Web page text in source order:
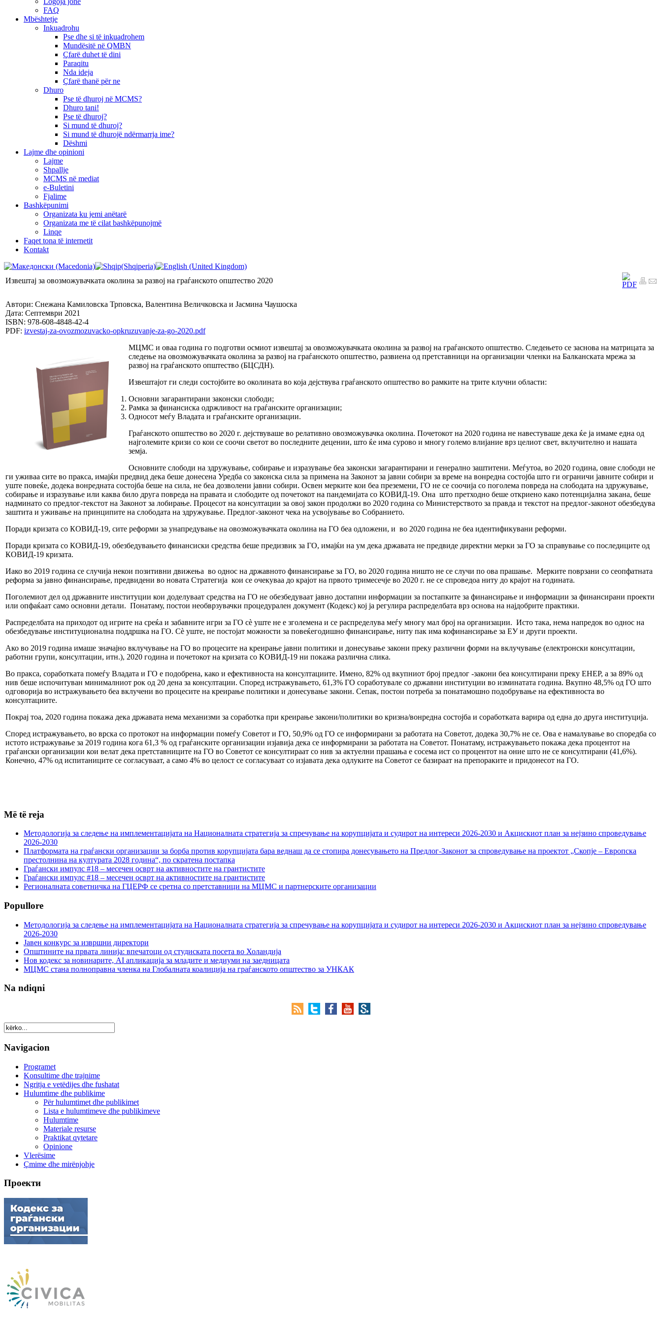
FAQ
Mbështetje
Inkuadrohu
Pse dhe si të inkuadrohem
Mundësitë në QMBN
Çfarë duhet të dini
Paraqitu
Nda ideja
Çfarë thanë për ne
Dhuro
Pse të dhuroj në MCMS?
Dhuro tani!
Pse të dhuroj?
Si mund të dhuroj?
Si mund të dhurojë ndërmarrja ime?
Dëshmi
Lajme dhe opinioni
Lajme
Shpallje
MCMS në mediat
e-Buletini
Fjalime
Bashkëpunimi
Organizata ku jemi anëtarë
Organizata me të cilat bashkëpunojmë
Linqe
Faqet tona të internetit
Kontakt
Извештај за овозможувачката околина за развој на граѓанското општество 2020
Автори: Снежана Камиловска Трповска, Валентина Величковска и Јасмина Чаушоска
Дата: Септември 2021
ISBN: 978-608-4848-42-4
PDF: izvestaj-za-ovozmozuvacko-opkruzuvanje-za-go-2020.pdf
МЦМС и оваа година го подготви осмиот извештај за овозможувачката околина за развој на граѓанското општество. Следењето се заснова на матрицата за
следење на овозможувачката околина за развој на граѓанското општество, развиена од претставници на организации членки на Балканската мрежа за
развој на граѓанското општество (БЦСДН).
Извештајот ги следи состојбите во околината во која дејствува граѓанското општество во рамките на трите клучни области:
Основни загарантирани законски слободи;
Рамка за финансиска одржливост на граѓанските организации;
Односот меѓу Владата и граѓанските организации.
Граѓанското општество во 2020 г. дејствуваше во релативно овозможувачка околина. Почетокот на 2020 година не навестуваше дека ќе ја имаме една од
најголемите кризи со кои се соочи светот во последните децении, што ќе има сурово и многу големо влијание врз целиот свет, вклучително и нашата
земја.
Основните слободи на здружување, собирање и изразување беа законски загарантирани и генерално заштитени. Меѓутоа, во 2020 година, овие слободи не
ги уживаа сите во пракса, имајќи предвид дека беше донесена Уредба со законска сила за примена на Законот за јавни собири за време на вонредна состојба што ги ограничи јавните собири и
уште повеќе, додека вонредната состојба беше на сила, не беа дозволени јавни собири. Освен мерките кои беа преземени, ГО не се соочија со поголема повреда на слободата на здружување,
собирање и изразување или каква било друга повреда на правата и слободите од почетокот на пандемијата со КОВИД-19. Она што претходно беше откриено како потенцијална закана, беше
надминато со предлог-текстот на Законот за лобирање. Процесот на консултации за овој закон продолжи во 2020 година со Министерството за правда и текстот на предлог-законот обезбедува
заштита и уживање на принципите на слободата на здружување. Предлог-законот чека на усвојување во Собранието.
Поради кризата со КОВИД-19, сите реформи за унапредување на овозможувачката околина на ГО беа одложени, и во 2020 година не беа идентификувани реформи.
Поради кризата со КОВИД-19, обезбедувањето финансиски средства беше предизвик за ГО, имајќи на ум дека државата не предвиде директни мерки за ГО за справување со последиците од
КОВИД-19 кризата.
Иако во 2019 година се случија некои позитивни движења во однос на државното финансирање за ГО, во 2020 година ништо не се случи по ова прашање. Мерките поврзани со сеопфатната
реформа за јавно финансирање, предвидени во новата Стратегија кои се очекуваа до крајот на првото тримесечје во 2020 г. не се спроведоа ниту до крајот на годината.
Поголемиот дел од државните институции кои доделуваат средства на ГО не обезбедуваат јавно достапни информации за постапките за финансирање и информации за финансирани проекти
или опфаќаат само основни детали. Понатаму, постои необврзувачки процедурален документ (Кодекс) кој ја регулира распределбата врз основа на најдобрите практики.
Распределбата на приходот од игрите на среќа и забавните игри за ГО сѐ уште не е зголемена и се распределува меѓу многу мал број на организации. Исто така, нема напредок во однос на
обезбедување институционална поддршка на ГО. Сѐ уште, не постојат можности за повеќегодишно финансирање, ниту пак има кофинансирање за ЕУ и други проекти.
Ако во 2019 година имаше значајно вклучување на ГО во процесите на креирање јавни политики и донесување закони преку различни форми на вклучување (електронски консултации,
работни групи, консултации, итн.), 2020 година и почетокот на кризата со КОВИД-19 ни покажа различна слика.
Во пракса, соработката помеѓу Владата и ГО е подобрена, како и ефективноста на консултациите. Имено, 82% од вкупниот број предлог -закони беа консултирани преку ЕНЕР, а за 89% од
нив беше испочитуван минималниот рок од 20 дена за консултации. Според истражувањето, 61,3% ГО соработувале со државни институции во изминатата година. Вкупно 48,5% од ГО што
одговорија во истражувањето беа вклучени во процесите на креирање политики и донесување закони. Сепак, постои потреба за понатамошно подобрување на ефективноста во
консултациите.
Покрај тоа, 2020 година покажа дека државата нема механизми за соработка при креирање закони/политики во кризна/вонредна состојба и соработката варира од една до друга институција.
Според истражувањето, во врска со протокот на информации помеѓу Советот и ГО, 50,9% од ГО се информирани за работата на Советот, додека 30,7% не се. Ова е намалување во споредба со
истото истражување за 2019 година кога 61,3 % од граѓанските организации изјавија дека се информирани за работата на Советот. Понатаму, истражувањето покажа дека процентот на
граѓански организации кои велат дека претставниците на ГО во Советот се консултираат со нив за актуелни прашања е сосема ист со процентот на оние што не се консултирани (41,6%).
Конечно, 47% од испитаниците се согласуваат, а само 4% во целост се согласуваат со изјавата дека одлуките на Советот се базираат на препораките и придонесот на ГО.
Më të reja
Методологија за следење на имплементацијата на Националната стратегија за спречување на корупцијата и судирот на интереси 2026-2030 и Акцискиот план за нејзино спроведување
2026-2030
Платформата на граѓански организации за борба против корупцијата бара веднаш да се стопира донесувањето на Предлог-Законот за спроведување на проектот „Скопје – Европска
престолнина на културата 2028 година“, по скратена постапка
Граѓански импулс #18 – месечен осврт на активностите на грантистите
Граѓански импулс #18 – месечен осврт на активностите на грантистите
Регионалната советничка на ГЦЕРФ се сретна со претставници на МЦМС и партнерските организации
Popullore
Методологија за следење на имплементацијата на Националната стратегија за спречување на корупцијата и судирот на интереси 2026-2030 и Акцискиот план за нејзино спроведување
2026-2030
Јавен конкурс за извршни директори
Општините на првата линија: впечатоци од студиската посета во Холандија
Нов кодекс за новинарите, AI апликација за младите и медиуми на заедницата
МЦМС стана полноправна членка на Глобалната коалиција на граѓанското општество за УНКАК
Na ndiqni
Navigacion
Programet
Konsultime dhe trajnime
Ngritja e vetëdijes dhe fushatat
Hulumtime dhe publikime
Për hulumtimet dhe publikimet
Lista e hulumtimeve dhe publikimeve
Hulumtime
Materiale resurse
Praktikat qytetare
Opinione
Vlerësime
Çmime dhe mirënjohje
Проекти